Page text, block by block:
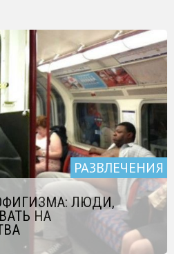
РАЗВЛЕЧЕНИЯ
ЛЮДИ,
НА